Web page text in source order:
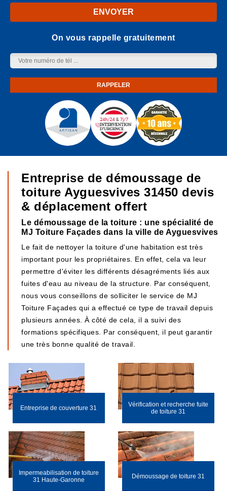
On vous rappelle gratuitement
Entreprise de démoussage de
toiture Ayguesvives 31450 devis
& déplacement offert
Le démoussage de la toiture : une spécialité de
MJ Toiture Façades dans la ville de Ayguesvives
Le fait de nettoyer la toiture d'une habitation est très
important pour les propriétaires. En effet, cela va leur
permettre d'éviter les différents désagréments liés aux
fuites d'eau au niveau de la structure. Par conséquent,
nous vous conseillons de solliciter le service de MJ
Toiture Façades qui a effectué ce type de travail depuis
plusieurs années. À côté de cela, il a suivi des
formations spécifiques. Par conséquent, il peut garantir
une très bonne qualité de travail.
Entreprise de couverture 31
Vérification et recherche fuite
de toiture 31
Impermeabilisation de toiture
31 Haute-Garonne
Démoussage de toiture 31